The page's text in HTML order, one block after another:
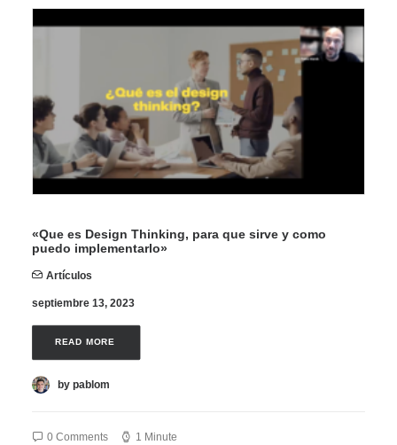
«Que es Design Thinking, para que sirve y como
puedo implementarlo»
Artículos
septiembre 13, 2023
READ MORE
by pablom
0 Comments 1 Minute